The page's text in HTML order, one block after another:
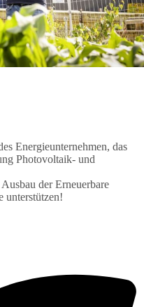
Energieunternehmen, das
Photovoltaik- und
der Erneuerbare
unterstützen!